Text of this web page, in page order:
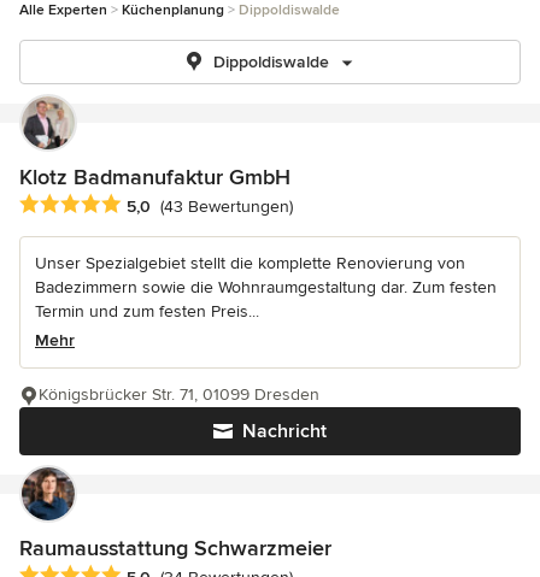
Alle Experten Küchenplanung Dippoldiswalde
Dippoldiswalde
Klotz Badmanufaktur GmbH
Durchschnittliche Bewertung: 5 von 5 Sternen
5,0 (43 Bewertungen)
Unser Spezialgebiet stellt die komplette Renovierung von
Badezimmern sowie die Wohnraumgestaltung dar. Zum festen
Termin und zum festen Preis...
Mehr
Nachricht
Königsbrücker Str. 71, 01099 Dresden
Raumausstattung Schwarzmeier